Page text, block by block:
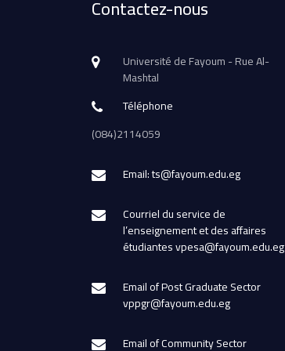
Contactez-nous
Université de Fayoum - Rue Al-
Mashtal
Téléphone
(084)2114059
Email: ts@fayoum.edu.eg
Courriel du service de
l’enseignement et des affaires
étudiantes vpesa@fayoum.edu.eg
Email of Post Graduate Sector
vppgr@fayoum.edu.eg
Email of Community Sector